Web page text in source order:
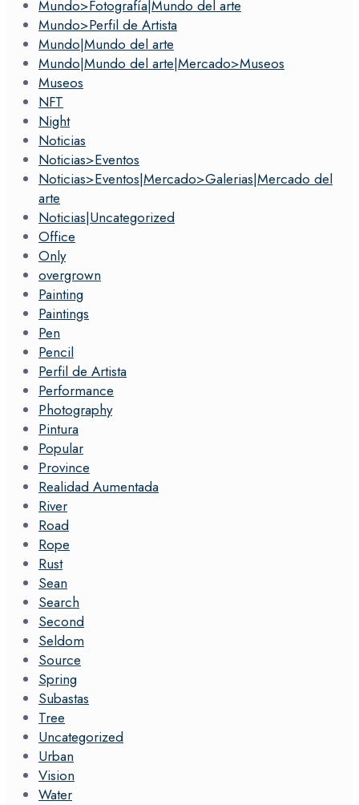
Mundo>Fotografía|Mundo del arte
Mundo>Perfil de Artista
Mundo|Mundo del arte
Mundo|Mundo del arte|Mercado>Museos
Museos
NFT
Night
Noticias
Noticias>Eventos
Noticias>Eventos|Mercado>Galerias|Mercado del
arte
Noticias|Uncategorized
Office
Only
overgrown
Painting
Paintings
Pen
Pencil
Perfil de Artista
Performance
Photography
Pintura
Popular
Province
Realidad Aumentada
River
Road
Rope
Rust
Sean
Search
Second
Seldom
Source
Spring
Subastas
Tree
Uncategorized
Urban
Vision
Water